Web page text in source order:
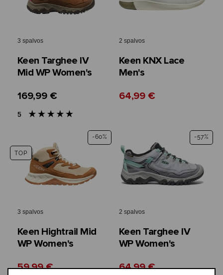
3 spalvos
Keen Targhee IV
Mid WP Women's
169,99 €
5
2 spalvos
Keen KNX Lace
Men's
64,99 €
-60%
TOP
3 spalvos
Keen Hightrail Mid
WP Women's
59,99 €
-57%
2 spalvos
Keen Targhee IV
WP Women's
64,99 €